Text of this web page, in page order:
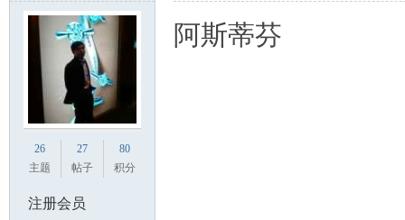
26
主题
27
帖子
80
积分
注册会员
阿斯蒂芬